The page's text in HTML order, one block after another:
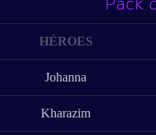
HÉROES
Johanna
Kharazim